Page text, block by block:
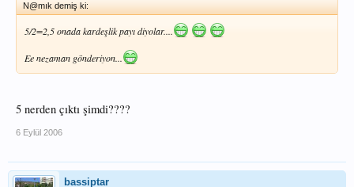
N@mık demiş ki:
5/2=2,5 onada kardeşlik payı diyolar....
Ee nezaman gönderiyon...
5 nerden çıktı şimdi????
6 Eylül 2006
bassiptar